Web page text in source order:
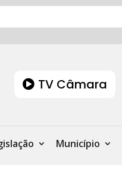
TV Câmara
Município